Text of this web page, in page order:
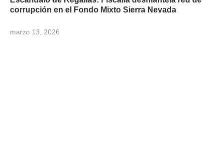
corrupción en el Fondo Mixto Sierra Nevada
marzo 13, 2026